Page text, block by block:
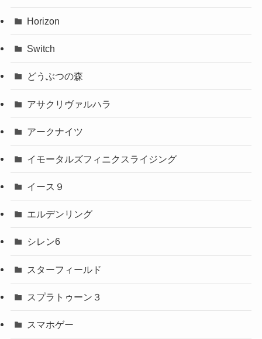
Horizon
Switch
どうぶつの森
アサクリヴァルハラ
アークナイツ
イモータルズフィニクスライジング
イース９
エルデンリング
シレン6
スターフィールド
スプラトゥーン３
スマホゲー